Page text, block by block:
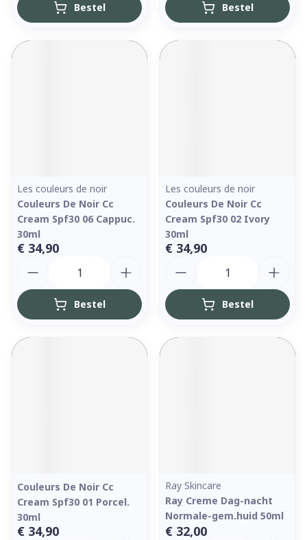
Bestel Bestel
Les couleurs de noir
Couleurs De Noir Cc
Cream Spf30 06 Cappuc.
30ml
€ 34,90
Bestel
Les couleurs de noir
Couleurs De Noir Cc
Cream Spf30 02 Ivory
30ml
€ 34,90
Bestel
Couleurs De Noir Cc
Cream Spf30 01 Porcel.
30ml
€ 34,90
Ray Skincare
Ray Creme Dag-nacht
Normale-gem.huid 50ml
€ 32,00